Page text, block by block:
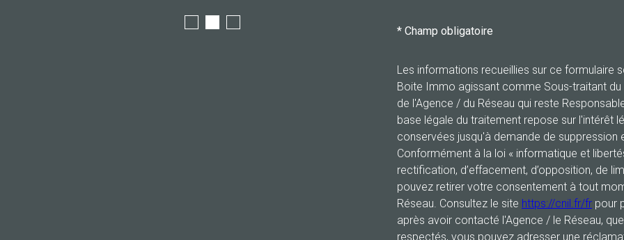
* Champ obligatoire
Les informations recueillies sur ce formulaire
Boite Immo agissant comme Sous-traitant
de l'Agence / du Réseau qui reste
base légale du traitement repose sur l'intérêt
conservées jusqu'à demande de suppression
Conformément à la loi « informatique et
rectification, d’effacement, d’opposition, de
pouvez retirer votre consentement à tout
Réseau. Consultez le site https://cnil.fr/fr pour
après avoir contacté l'Agence / le Réseau,
respectés, vous pouvez adresser une